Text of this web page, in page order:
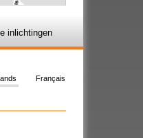
inlichtingen
Français